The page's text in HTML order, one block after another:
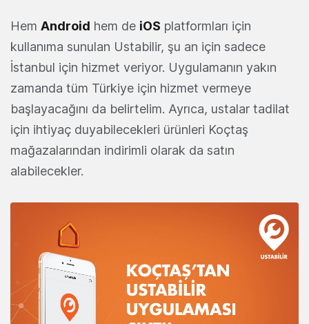
Hem Android hem de iOS platformları için
kullanıma sunulan Ustabilir, şu an için sadece
İstanbul için hizmet veriyor. Uygulamanın yakın
zamanda tüm Türkiye için hizmet vermeye
başlayacağını da belirtelim. Ayrıca, ustalar tadilat
için ihtiyaç duyabilecekleri ürünleri Koçtaş
mağazalarından indirimli olarak da satın
alabilecekler.